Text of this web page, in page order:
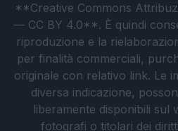
**Creative Commons
— CC BY 4.0**. È quindi
riproduzione e la
per finalità commerciali,
originale con relativo link. Le
diversa indicazione,
liberamente disponibili sul
fotografi o titolari dei